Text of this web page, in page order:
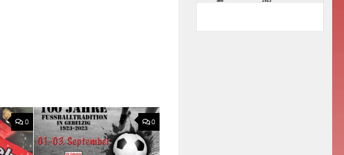
0 0